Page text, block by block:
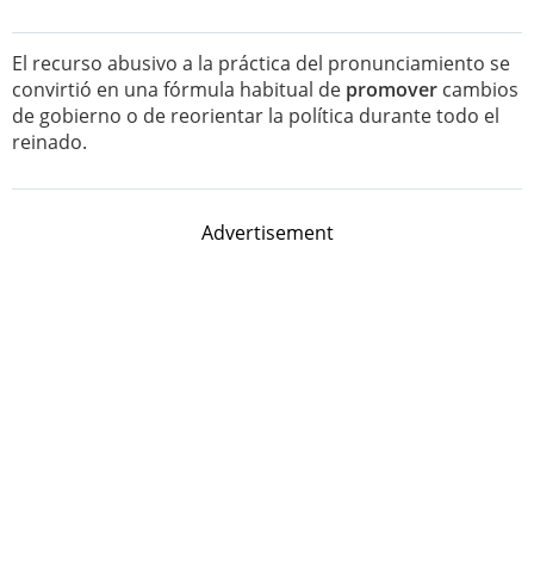
El recurso abusivo a la práctica del pronunciamiento se
convirtió en una fórmula habitual de promover cambios
de gobierno o de reorientar la política durante todo el
reinado.
Advertisement